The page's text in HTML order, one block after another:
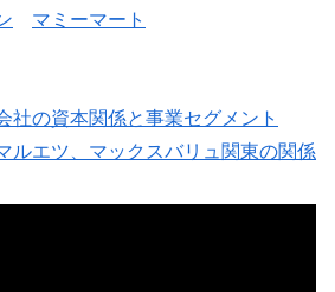
マミーマート
社の資本関係と事業セグメント
ルエツ、マックスバリュ関東の関係